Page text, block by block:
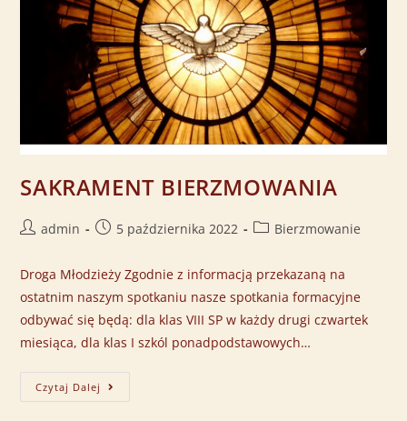
SAKRAMENT BIERZMOWANIA
admin 5 października 2022 Bierzmowanie
Droga Młodzieży Zgodnie z informacją przekazaną na
ostatnim naszym spotkaniu nasze spotkania formacyjne
odbywać się będą: dla klas VIII SP w każdy drugi czwartek
miesiąca, dla klas I szkól ponadpodstawowych…
Czytaj Dalej